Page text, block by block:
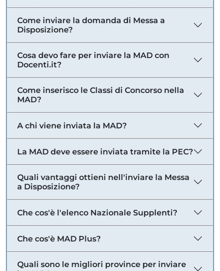
Come inviare la domanda di Messa a
Disposizione?
Cosa devo fare per inviare la MAD con
Docenti.it?
Come inserisco le Classi di Concorso nella
MAD?
A chi viene inviata la MAD?
La MAD deve essere inviata tramite la PEC?
Quali vantaggi ottieni nell'inviare la Messa
a Disposizione?
Che cos'è l'elenco Nazionale Supplenti?
Che cos'è MAD Plus?
Quali sono le migliori province per inviare